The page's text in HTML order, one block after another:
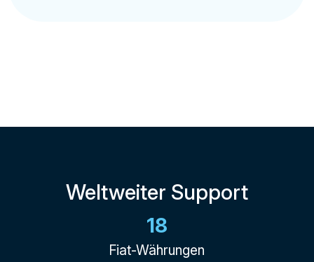
Weltweiter Support
18
Fiat-Währungen